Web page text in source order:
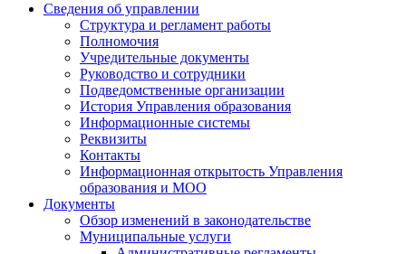
Сведения об управлении
Структура и регламент работы
Полномочия
Учредительные документы
Руководство и сотрудники
Подведомственные организации
История Управления образования
Информационные системы
Реквизиты
Контакты
Информационная открытость Управления
образования и МОО
Документы
Обзор изменений в законодательстве
Муниципальные услуги